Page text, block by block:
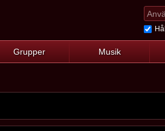
Grupper Musik